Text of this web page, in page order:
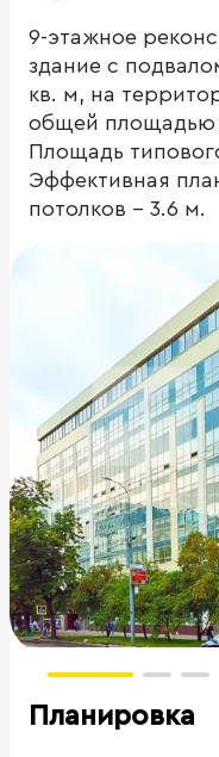
9-этажное
здание с
кв. м, на
общей площадью
Площадь
Эффективная
потолков - 3.6 м.
Планировка